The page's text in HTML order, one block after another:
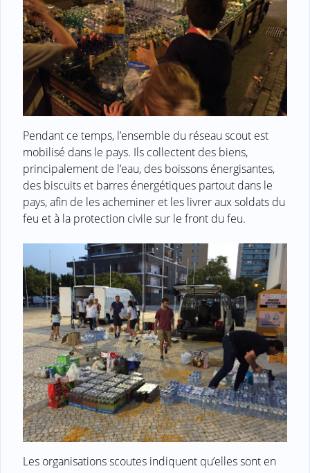
Pendant ce temps, l’ensemble du réseau scout est
mobilisé dans le pays. Ils collectent des biens,
principalement de l’eau, des boissons énergisantes,
des biscuits et barres énergétiques partout dans le
pays, afin de les acheminer et les livrer aux soldats du
feu et à la protection civile sur le front du feu.
Les organisations scoutes indiquent qu’elles sont en